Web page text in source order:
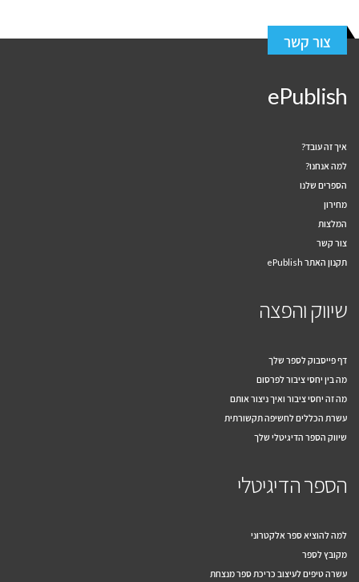
צור קשר
ePublish
איך זה עובד?
למה אנחנו?
הספרים שלנו
מחירון
המלצות
צור קשר
תקנון האתר ePublish
שיווק והפצה
דף פייסבוק לספר שלך
מה בין יחסי ציבור לפרסום
מה זה יחסי ציבור ואיך ניצור אותם
עשרת הכללים לחשיפה תקשורתית
שיווק הספר הדיגיטלי שלך
הספר הדיגיטלי
למה להוציא ספר אלקטרוני
מקובץ לספר
עשרה טיפים לעיצוב כריכת ספר מנצחת